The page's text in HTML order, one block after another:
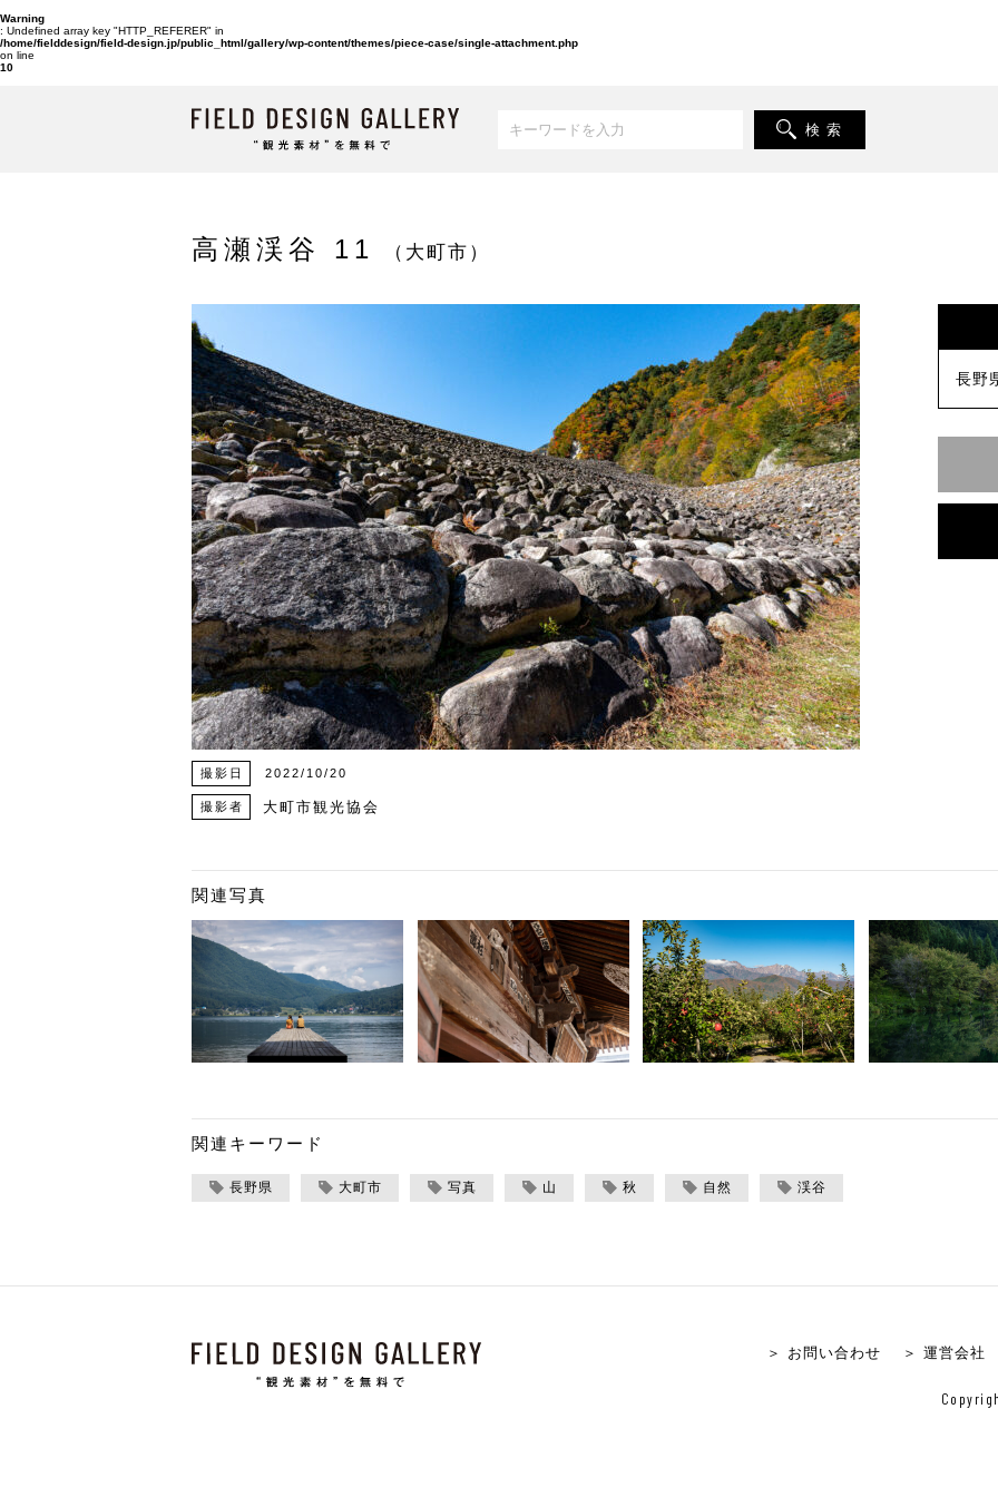
Warning
: Undefined array key "HTTP_REFERER" in
/home/fielddesign/field-design.jp/public_html/gallery/wp-content/themes/piece-case/single-attachment.php
on line
10
検 索
高瀬渓谷 11 （大町市）
撮影日 2022/10/20
撮影者 大町市観光協会
長野
関連写真
関連キーワード
長野県 大町市 写真 山 秋 自然 渓谷
＞ お問い合わせ ＞ 運営会社